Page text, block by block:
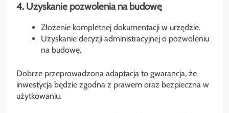
4. Uzyskanie pozwolenia na budowę
Złożenie kompletnej dokumentacji w urzędzie.
Uzyskanie decyzji administracyjnej o pozwoleniu
na budowę.
Dobrze przeprowadzona adaptacja to gwarancja, że
inwestycja będzie zgodna z prawem oraz bezpieczna w
użytkowaniu.